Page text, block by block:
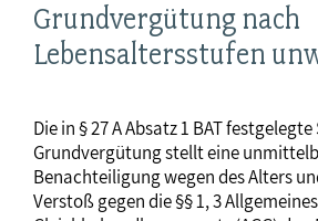
Grundvergütung nach
Lebensaltersstufen
Die in § 27 A Absatz 1 BAT
Grundvergütung stellt eine
Benachteiligung wegen des Alters
Verstoß gegen die §§ 1, 3 Allgemeines